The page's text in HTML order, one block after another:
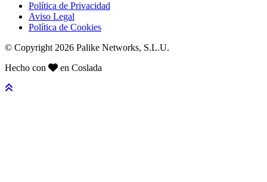
Política de Privacidad
Aviso Legal
Política de Cookies
© Copyright 2026 Palike Networks, S.L.U.
Hecho con
en Coslada